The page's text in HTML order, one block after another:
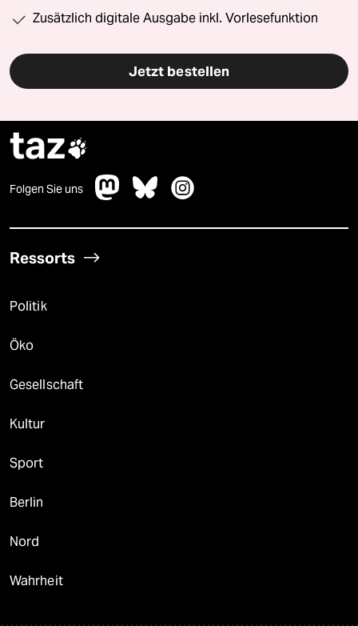
Zusätzlich digitale Ausgabe inkl. Vorlesefunktion
Jetzt bestellen
taz
Folgen Sie uns
Ressorts
Politik
Öko
Gesellschaft
Kultur
Sport
Berlin
Nord
Wahrheit